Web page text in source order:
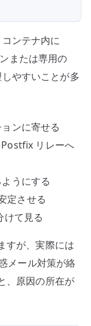
ンテナ内に
または専用の
やすいことが多
ンに寄せる
リレーへ
うにする
定させる
て見る
すが、実際には
メール対策が絡
、原因の所在が